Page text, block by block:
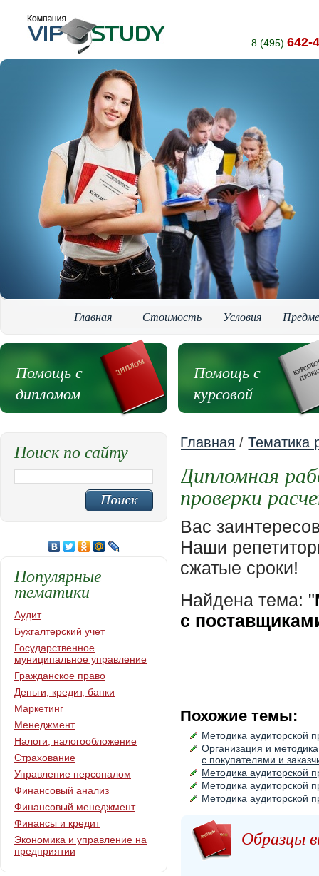
8 (495) 642-
Главная Стоимость Условия
Помощь с
дипломом
Помощь с
курсовой
Главная /Тематика
Дипломная
проверки
Вас
Наши
сжатые сроки!
Найдена тема: "
с
Похожие темы:
Методика аудиторской
Организация и
с покупателями и
Методика аудиторской
Методика аудиторской
Методика аудиторской
Образцы
Поиск по сайту
Популярные
тематики
Аудит
Бухгалтерский учет
Государственное
муниципальное управление
Гражданское право
Деньги, кредит, банки
Маркетинг
Менеджмент
Налоги, налогообложение
Страхование
Управление персоналом
Финансовый анализ
Финансовый менеджмент
Финансы и кредит
Экономика и управление на
предприятии